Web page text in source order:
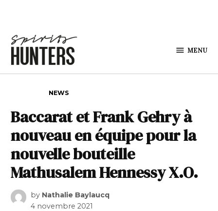
MENU
NEWS
Baccarat et Frank Gehry à
nouveau en équipe pour la
nouvelle bouteille
Mathusalem Hennessy X.O.
by Nathalie Baylaucq
4 novembre 2021